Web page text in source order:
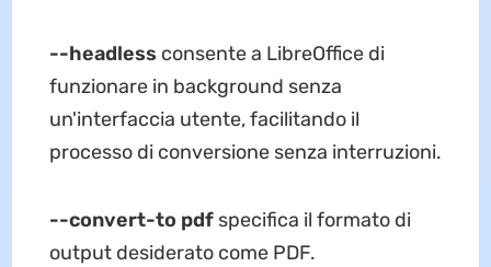
--headless consente a LibreOffice di
funzionare in background senza
un'interfaccia utente, facilitando il
processo di conversione senza interruzioni.
--convert-to pdfspecifica il formato di
output desiderato come PDF.